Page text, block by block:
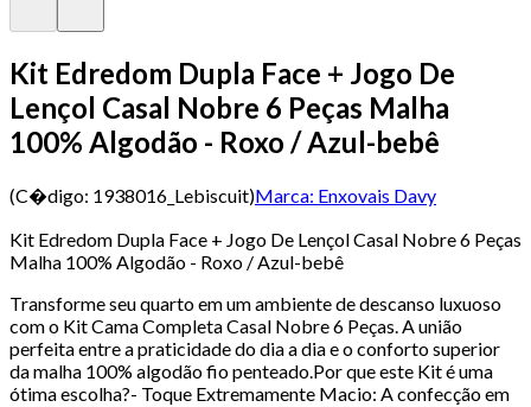
Kit Edredom Dupla Face + Jogo De
Lençol Casal Nobre 6 Peças Malha
100% Algodão - Roxo / Azul-bebê
(C�digo: 1938016_Lebiscuit)Marca: Enxovais Davy
Kit Edredom Dupla Face + Jogo De Lençol Casal Nobre 6 Peças
Malha 100% Algodão - Roxo / Azul-bebê
Transforme seu quarto em um ambiente de descanso luxuoso
com o Kit Cama Completa Casal Nobre 6 Peças. A união
perfeita entre a praticidade do dia a dia e o conforto superior
da malha 100% algodão fio penteado.Por que este Kit é uma
ótima escolha?- Toque Extremamente Macio: A confecção em